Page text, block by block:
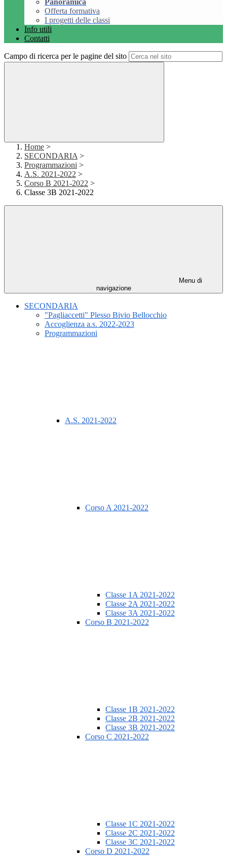
Panoramica
Offerta formativa
I progetti delle classi
Info utili
Contatti
Campo di ricerca per le pagine del sito
Home >
SECONDARIA >
Programmazioni >
A.S. 2021-2022 >
Corso B 2021-2022 >
Classe 3B 2021-2022
Menu di
navigazione
SECONDARIA
"Pagliaccetti" Plesso Bivio Bellocchio
Accoglienza a.s. 2022-2023
Programmazioni
A.S. 2021-2022
Corso A 2021-2022
Classe 1A 2021-2022
Classe 2A 2021-2022
Classe 3A 2021-2022
Corso B 2021-2022
Classe 1B 2021-2022
Classe 2B 2021-2022
Classe 3B 2021-2022
Corso C 2021-2022
Classe 1C 2021-2022
Classe 2C 2021-2022
Classe 3C 2021-2022
Corso D 2021-2022